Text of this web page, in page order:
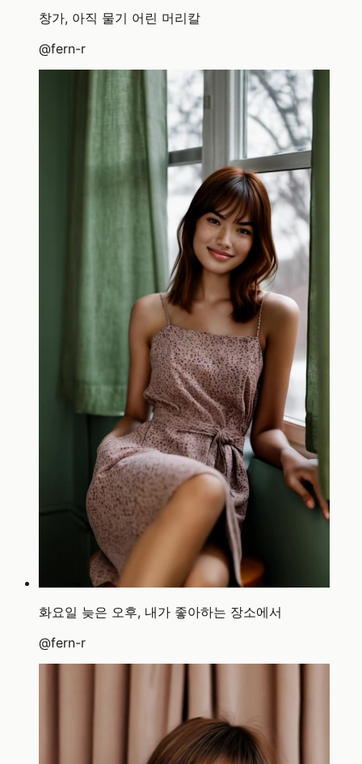
창가, 아직 물기 어린 머리칼
@fern-r
화요일 늦은 오후, 내가 좋아하는 장소에서
@fern-r